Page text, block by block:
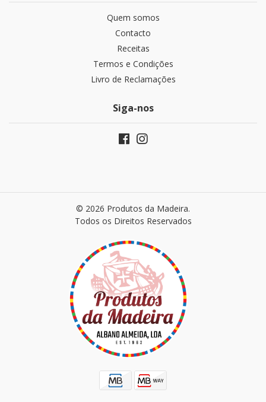
Quem somos
Contacto
Receitas
Termos e Condições
Livro de Reclamações
Siga-nos
© 2026 Produtos da Madeira.
Todos os Direitos Reservados